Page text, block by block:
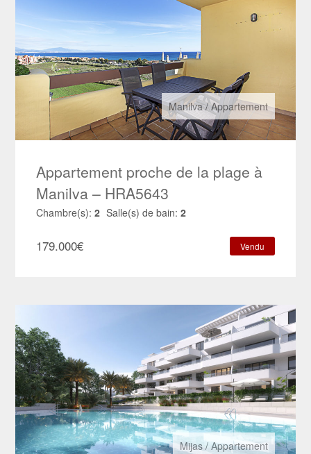
Manilva/Appartement
Appartement proche de la plage à
Manilva – HRA5643
Chambre(s): 2 Salle(s) de bain: 2
179.000€ Vendu
Mijas/Appartement